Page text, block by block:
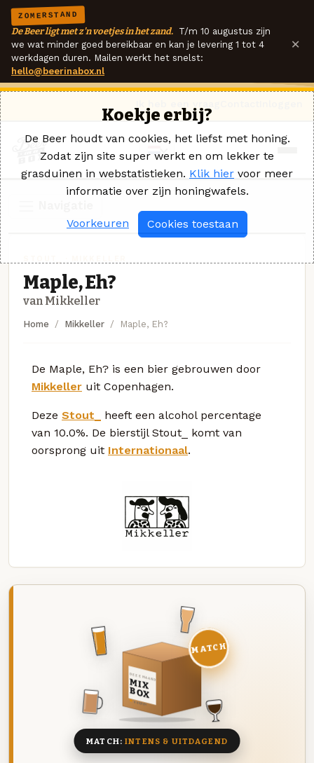
ZOMERSTAND
De Beer ligt met z'n voetjes in het zand. T/m 10 augustus zijn
we wat minder goed bereikbaar en kan je levering 1 tot 4
werkdagen duren. Mailen werkt het snelst:
hello@beerinabox.nl
×
Maple, Eh?
van Mikkeller
Home Mikkeller Maple, Eh?
De Maple, Eh? is een bier gebrouwen door
Mikkeller uit Copenhagen.
Deze Stout_
heeft een alcohol percentage
van 10.0%. De bierstijl Stout_ komt van
oorsprong uit Internationaal.
DEZE MAAND
MIX
BOX
8 BIEREN
MATCH
MATCH:INTENS & UITDAGEND
Koekje erbij?
De Beer houdt van cookies, het liefst met honing.
Zodat zijn site super werkt en om lekker te
grasduinen in webstatistieken. Klik hier voor meer
informatie over zijn honingwafels.
Voorkeuren Cookies toestaan